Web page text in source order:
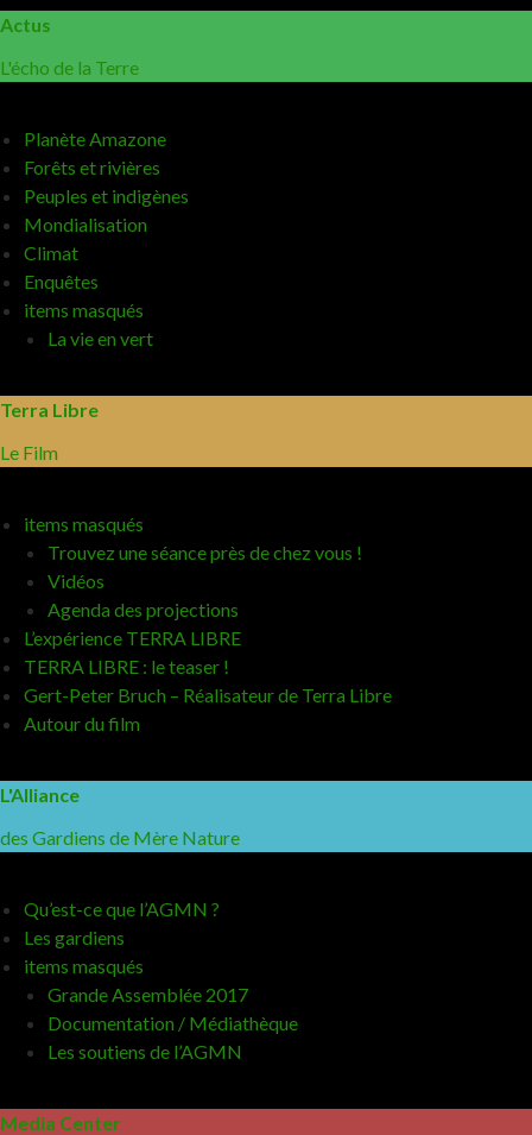
Actus
L'écho de la Terre
Planète Amazone
Forêts et rivières
Peuples et indigènes
Mondialisation
Climat
Enquêtes
items masqués
La vie en vert
Terra Libre
Le Film
items masqués
Trouvez une séance près de chez vous !
Vidéos
Agenda des projections
L’expérience TERRA LIBRE
TERRA LIBRE : le teaser !
Gert-Peter Bruch – Réalisateur de Terra Libre
Autour du film
L'Alliance
des Gardiens de Mère Nature
Qu’est-ce que l’AGMN ?
Les gardiens
items masqués
Grande Assemblée 2017
Documentation / Médiathèque
Les soutiens de l’AGMN
Media Center